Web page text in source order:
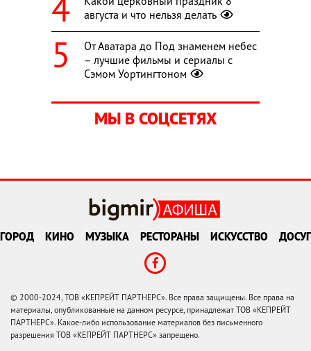
августа и что нельзя делать
От Аватара до Под знаменем небес
– лучшие фильмы и сериалы с
Сэмом Уортингтоном
МЫ В СОЦСЕТЯХ
ГОРОД КИНО МУЗЫКА РЕСТОРАНЫ ИСКУССТВО ДОСУГ
© 2000-2024, ТОВ «КЕПРЕЙТ ПАРТНЕРС». Все права защищены. Все права на
материалы, опубликованные на данном ресурсе, принадлежат ТОВ «КЕПРЕЙТ
ПАРТНЕРС». Какое-либо использование материалов без письменного
разрешения ТОВ «КЕПРЕЙТ ПАРТНЕРС» запрещено.